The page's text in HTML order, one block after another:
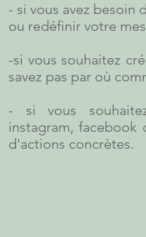
- si vous avez besoin
ou redéfinir votre
-si vous souhaitez
savez pas par où
- si vous
instagram, facebook
d'actions concrètes.